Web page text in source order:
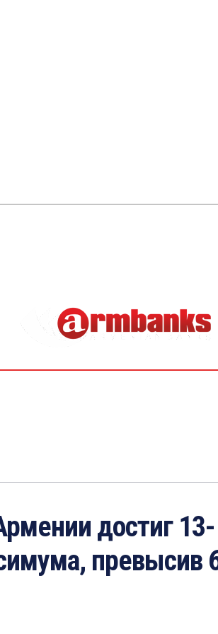
достиг 13-
превысив